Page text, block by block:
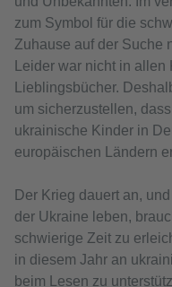
zum Symbol für die
Zuhause auf der Suche
Leider war nicht in
Lieblingsbücher.
um sicherzustellen,
ukrainische Kinder in
europäischen Ländern
Der Krieg dauert an,
der Ukraine leben,
schwierige Zeit zu
in diesem Jahr an
beim Lesen zu